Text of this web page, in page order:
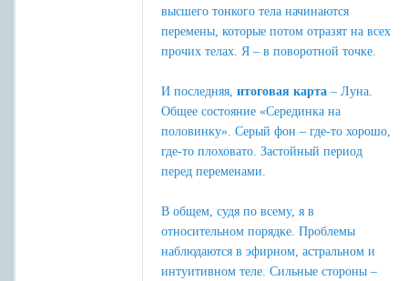
высшего тонкого тела начинаются
перемены, которые потом отразят на всех
прочих телах. Я – в поворотной точке.
И последняя, итоговая карта – Луна.
Общее состояние «Серединка на
половинку». Серый фон – где-то хорошо,
где-то плоховато. Застойный период
перед переменами.
В общем, судя по всему, я в
относительном порядке. Проблемы
наблюдаются в эфирном, астральном и
интуитивном теле. Сильные стороны –